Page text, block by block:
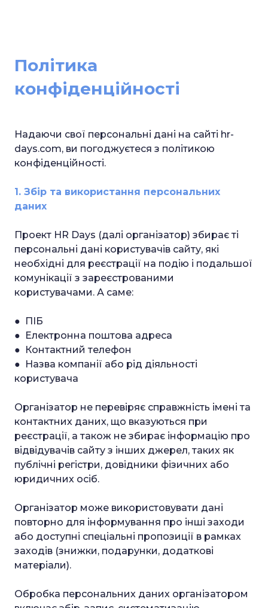
Політика
конфіденційності
Надаючи свої персональні дані на сайті hr-
days.com, ви погоджуєтеся з політикою
конфіденційності.
1. Збір та використання персональних
даних
Проект HR Days (далі організатор) збирає ті
персональні дані користувачів сайту, які
необхідні для реєстрації на подію і подальшої
комунікації з зареєстрованими
користувачами. А саме:
● ПІБ
● Електронна поштова адреса
● Контактний телефон
● Назва компанії або рід діяльності
користувача
Організатор не перевіряє справжність імені та
контактних даних, що вказуються при
реєстрації, а також не збирає інформацію про
відвідувачів сайту з інших джерел, таких як
публічні регістри, довідники фізичних або
юридичних осіб.
Організатор може використовувати дані
повторно для інформування про інші заходи
або доступні спеціальні пропозиції в рамках
заходів (знижки, подарунки, додаткові
матеріали).
Обробка персональних даних організатором